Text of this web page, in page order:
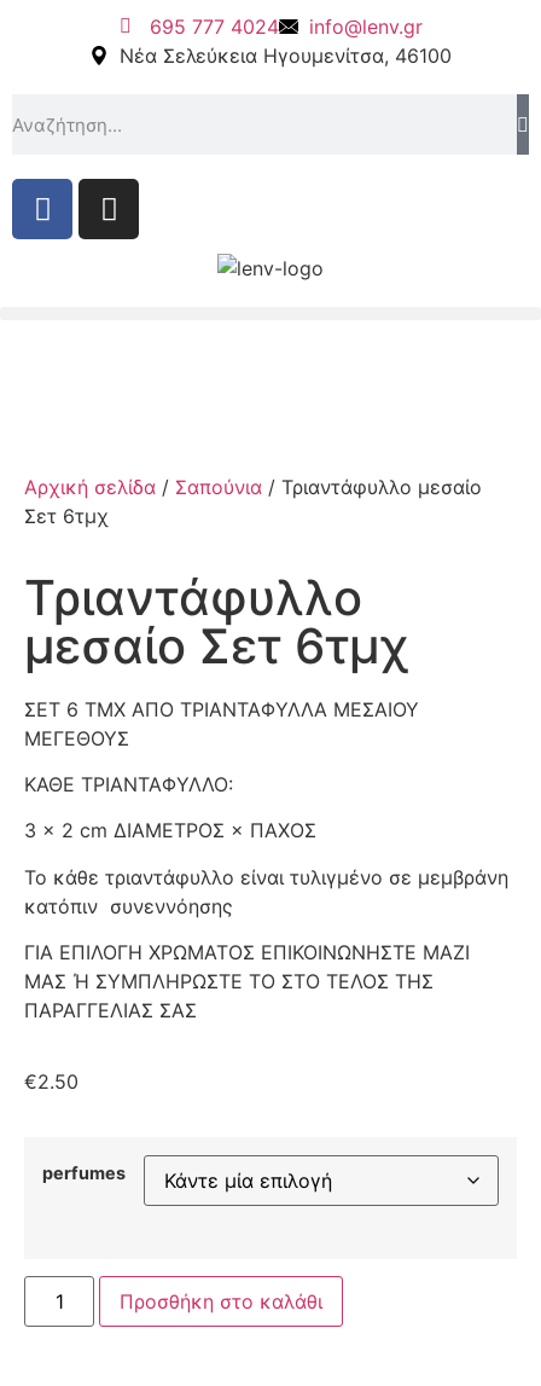
695 777 4024
info@lenv.gr
Νέα Σελεύκεια Ηγουμενίτσα, 46100
Αρχική σελίδα / Σαπούνια / Τριαντάφυλλο μεσαίο
Σετ 6τμχ
Τριαντάφυλλο
μεσαίο Σετ 6τμχ
ΣΕΤ 6 ΤΜΧ ΑΠΟ ΤΡΙΑΝΤΑΦΥΛΛΑ ΜΕΣΑΙΟΥ
ΜΕΓΕΘΟΥΣ
ΚΑΘΕ ΤΡΙΑΝΤΑΦΥΛΛΟ:
3 × 2 cm ΔΙΑΜΕΤΡΟΣ × ΠΑΧΟΣ
Το κάθε τριαντάφυλλο είναι τυλιγμένο σε μεμβράνη
κατόπιν συνεννόησης
ΓΙΑ ΕΠΙΛΟΓΗ ΧΡΩΜΑΤΟΣ ΕΠΙΚΟΙΝΩΝΗΣΤΕ ΜΑΖΙ
ΜΑΣ Ή ΣΥΜΠΛΗΡΩΣΤΕ ΤΟ ΣΤΟ ΤΕΛΟΣ ΤΗΣ
ΠΑΡΑΓΓΕΛΙΑΣ ΣΑΣ
€2.50
perfumes
Προσθήκη στο καλάθι